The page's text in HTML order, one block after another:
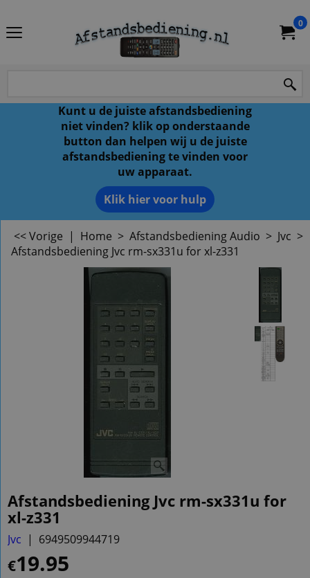
0
Kunt u de juiste afstandsbediening
niet vinden? klik op onderstaande
button dan helpen wij u de juiste
afstandsbediening te vinden voor
uw apparaat.
Klik hier voor hulp
<< Vorige | Home > Afstandsbediening Audio > Jvc >
Afstandsbediening Jvc rm-sx331u for xl-z331
Afstandsbediening Jvc rm-sx331u for
xl-z331
Jvc 6949509944719
€19.95